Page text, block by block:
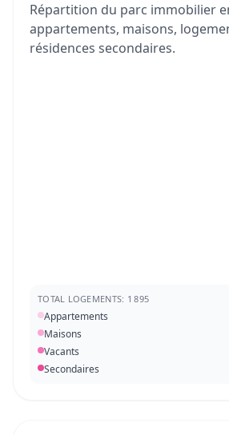
Répartition du parc immobilier
appartements, maisons,
résidences secondaires.
TOTAL LOGEMENTS: 1 895
Appartements
Maisons
Vacants
Secondaires